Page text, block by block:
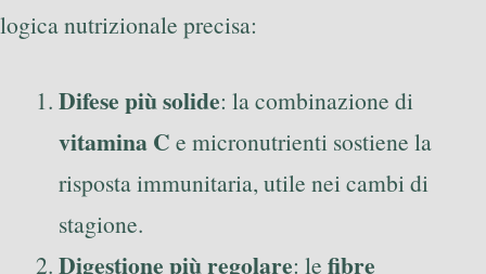
logica nutrizionale precisa:
Difese più solide: la combinazione di
vitamina C e micronutrienti sostiene la
risposta immunitaria, utile nei cambi di
stagione.
Digestione più regolare: le fibre